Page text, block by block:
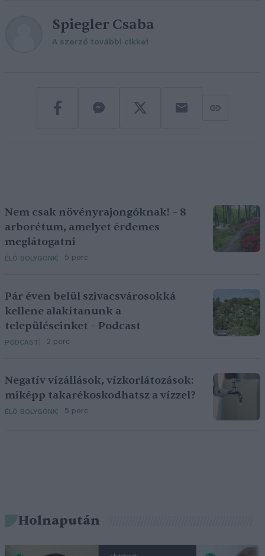
Spiegler Csaba
A szerző további cikkei
Nem csak növényrajongóknak! – 8
arborétum, amelyet érdemes
meglátogatni
ÉLŐ BOLYGÓNK 5 perc
Pár éven belül szivacsvárosokká
kellene alakítanunk a
településeinket – Podcast
PODCAST 2 perc
Negatív vízállások, vízkorlátozások:
miképp takarékoskodhatsz a vízzel?
ÉLŐ BOLYGÓNK 5 perc
Holnapután